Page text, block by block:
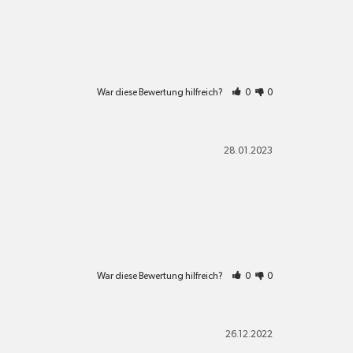
War diese Bewertung hilfreich? 0 0
28.01.2023
War diese Bewertung hilfreich? 0 0
26.12.2022